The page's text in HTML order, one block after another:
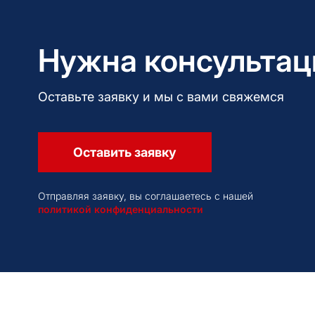
Нужна
Оставьте заявку и мы с вами свяжемся
Оставить заявку
Отправляя заявку, вы соглашаетесь с нашей
политикой конфиденциальности